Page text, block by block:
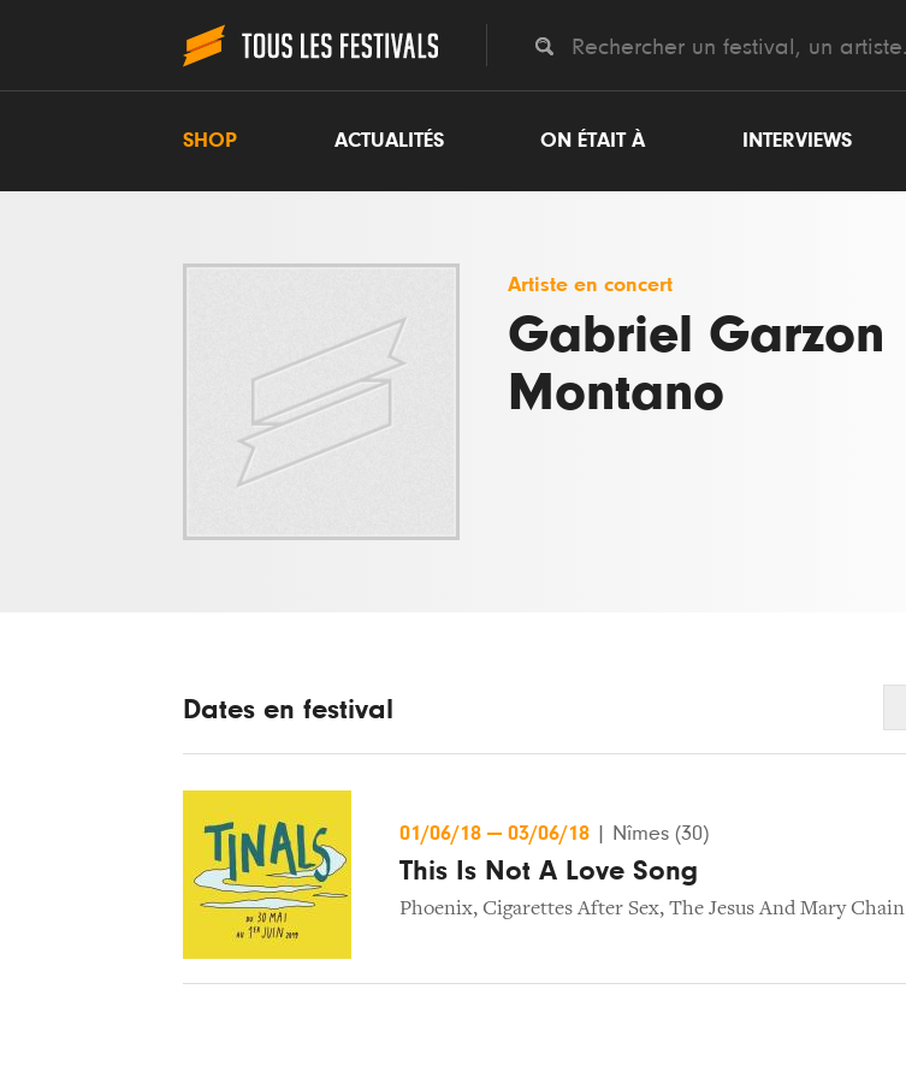
SHOP ACTUALITÉS ON ÉTAIT À INTERVIEWS
Artiste en concert
Gabriel Garzon
Montano
Dates en festival
01/06/18 — 03/06/18 Nîmes (30)
This Is Not A Love Song
Phoenix, Cigarettes After Sex, The Jesus And Mary Chain